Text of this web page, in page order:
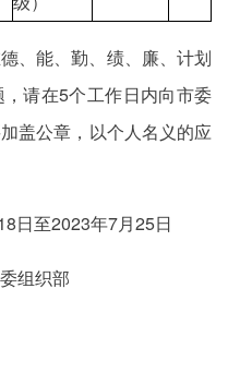
、能、勤、绩、廉、计划
请在5个工作日内向市委
盖公章，以个人名义的应
日至2023年7月25日
组织部